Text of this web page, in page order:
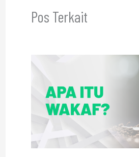
Pos Terkait